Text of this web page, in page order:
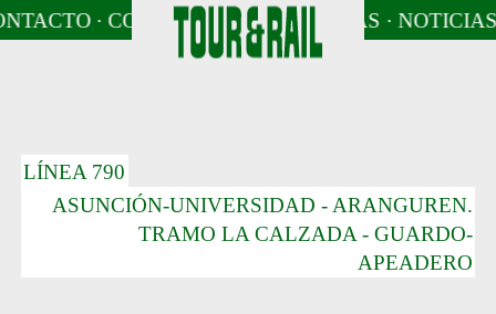
· CONTACTO · CONTACTO · CONTACTO
· NOTICIAS · NOTICIAS · NOTICIAS · NOTICIAS
LÍNEA 790
ASUNCIÓN-UNIVERSIDAD - ARANGUREN.
TRAMO LA CALZADA - GUARDO-
APEADERO